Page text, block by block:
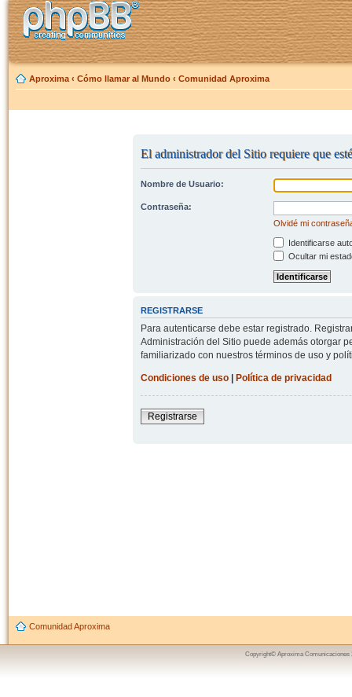
Aproxima ‹ Cómo llamar al Mundo ‹ Comunidad Aproxima
El administrador del Sitio requiere que
Nombre de Usuario:
Contraseña:
Olvidé mi
Identificarse
Ocultar mi
REGISTRARSE
Para autenticarse debe estar registrado.
Administración del Sitio puede además otorgar
familiarizado con nuestros términos de uso y
Condiciones de uso| Política de privacidad
Registrarse
Comunidad Aproxima
Copyright© Aproxima Comunicaciones